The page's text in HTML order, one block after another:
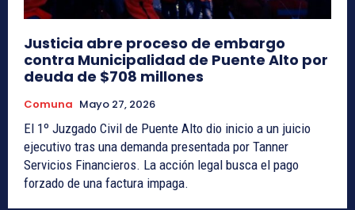
Justicia abre proceso de embargo
contra Municipalidad de Puente Alto por
deuda de $708 millones
Comuna Mayo 27, 2026
El 1º Juzgado Civil de Puente Alto dio inicio a un juicio
ejecutivo tras una demanda presentada por Tanner
Servicios Financieros. La acción legal busca el pago
forzado de una factura impaga.